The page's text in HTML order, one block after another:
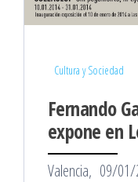
Cultura y Sociedad
Fernando
expone en
Valencia, 09/